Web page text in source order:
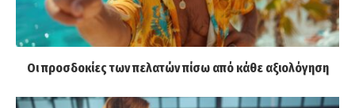
Οι προσδοκίες των πελατών πίσω από κάθε αξιολόγηση